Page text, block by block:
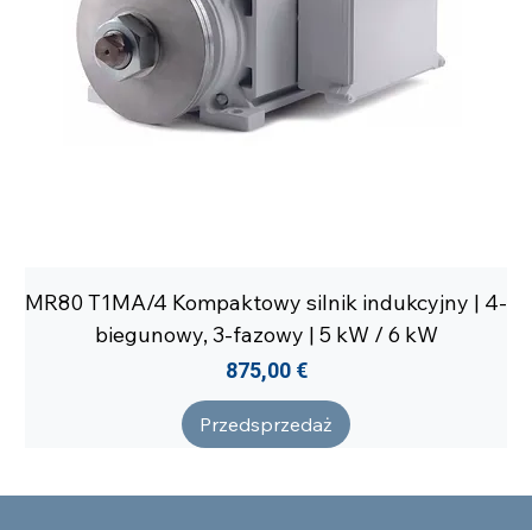
MR80 T1MA/4 Kompaktowy silnik indukcyjny | 4-
biegunowy, 3-fazowy | 5 kW / 6 kW
Cena
875,00 €
Przedsprzedaż